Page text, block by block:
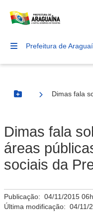
Prefeitura de
Botão Menu
Dimas fala
Dimas fala
áreas
sociais da
Publicação: 04/11/2015
Última modificação: 04/11/